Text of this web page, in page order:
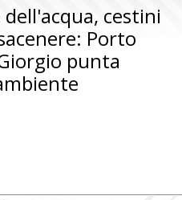
dell'acqua, cestini
Porto
punta